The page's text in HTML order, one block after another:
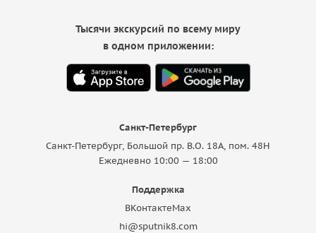
Санкт-Петербург
Санкт-Петербург, Большой пр. В.О. 18A, пом. 48Н
Ежедневно 10:00 — 18:00
Поддержка
ВКонтактеMax
hi@sputnik8.com
Тысячи экскурсий по всему миру
в одном приложении: